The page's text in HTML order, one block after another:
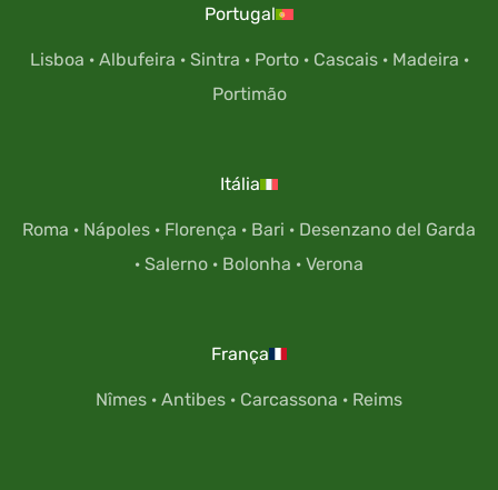
Portugal
Lisboa · Albufeira · Sintra · Porto· Cascais· Madeira ·
Portimão
Itália
Roma · Nápoles · Florença · Bari · Desenzano del Garda
· Salerno · Bolonha · Verona
França
Nîmes · Antibes · Carcassona · Reims